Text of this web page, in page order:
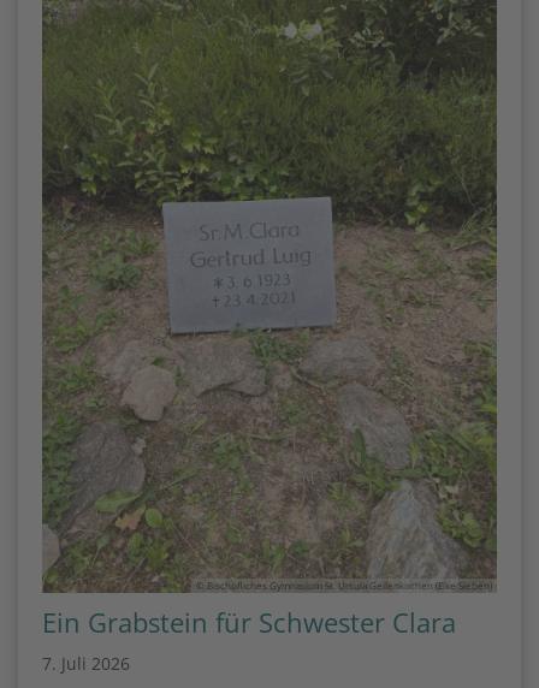
© Bischöfliches Gymnasium St. Ursula Geilenkirchen (Elke Sieben)
Ein Grabstein für Schwester Clara
7. Juli 2026